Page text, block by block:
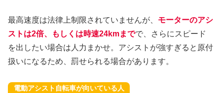
最高速度は法律上制限されていませんが、 モーターのアシ
ストは2倍、もしくは時速24kmまでで、さらにスピード
を出したい場合は人力まかせ。アシストが強すぎると原付
扱いになるため、罰せられる場合があります。
電動アシスト自転車が向いている人